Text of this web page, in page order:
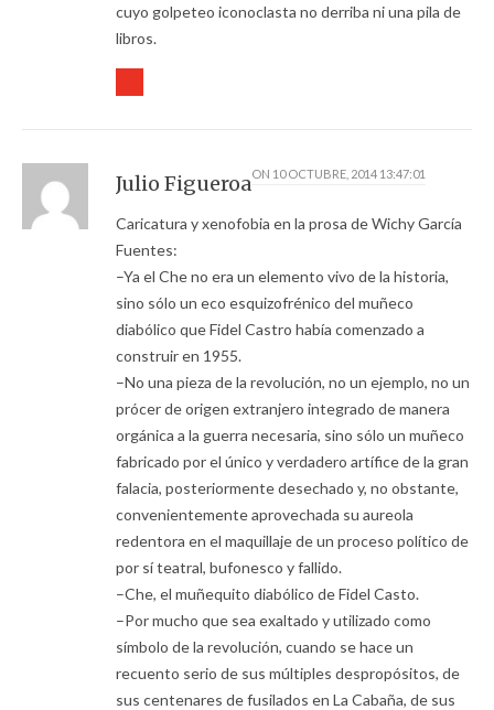
cuyo golpeteo iconoclasta no derriba ni una pila de
libros.
Julio FigueroaON 10 OCTUBRE, 2014 13:47:01
Caricatura y xenofobia en la prosa de Wichy García
Fuentes:
–Ya el Che no era un elemento vivo de la historia,
sino sólo un eco esquizofrénico del muñeco
diabólico que Fidel Castro había comenzado a
construir en 1955.
–No una pieza de la revolución, no un ejemplo, no un
prócer de origen extranjero integrado de manera
orgánica a la guerra necesaria, sino sólo un muñeco
fabricado por el único y verdadero artífice de la gran
falacia, posteriormente desechado y, no obstante,
convenientemente aprovechada su aureola
redentora en el maquillaje de un proceso político de
por sí teatral, bufonesco y fallido.
–Che, el muñequito diabólico de Fidel Casto.
–Por mucho que sea exaltado y utilizado como
símbolo de la revolución, cuando se hace un
recuento serio de sus múltiples despropósitos, de
sus centenares de fusilados en La Cabaña, de sus